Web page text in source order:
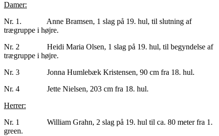
Damer:
Nr. 1. Anne Bramsen, 1 slag på 19. hul, til slutning af
trægruppe i højre.
Nr. 2 Heidi Maria Olsen, 1 slag på 19. hul, til begyndelse af
trægruppe i højre.
Nr. 3 Jonna Humlebæk Kristensen, 90 cm fra 18. hul.
Nr. 4 Jette Nielsen, 203 cm fra 18. hul.
Herrer:
Nr. 1 William Grahn, 2 slag på 19. hul til ca. 80 meter fra 1.
green.